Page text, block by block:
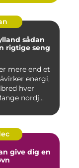
sådan
rigtige seng
mere end et
energi,
hver
nordj...
give dig en